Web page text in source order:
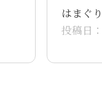
はまぐ
投稿日